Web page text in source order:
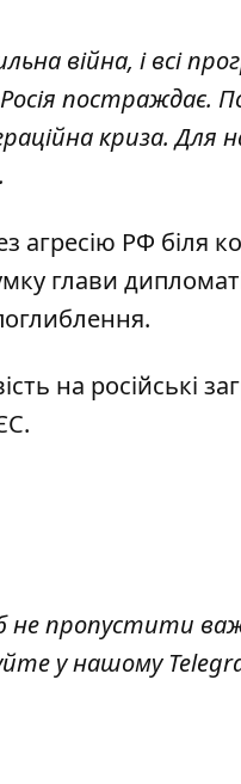
війна, і всі
постраждає.
криза. Для
агресію РФ біля
глави
на російські
не пропустити
у нашому